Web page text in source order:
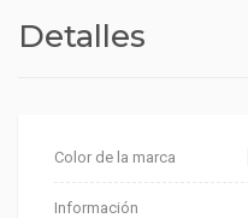
Detalles
Color de la marca
Información